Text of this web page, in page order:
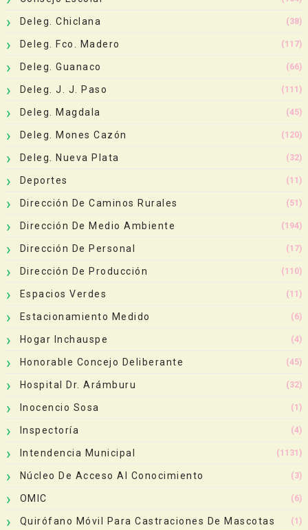
Deleg. Chiclana (38)
Deleg. Fco. Madero (117)
Deleg. Guanaco (66)
Deleg. J. J. Paso (111)
Deleg. Magdala (45)
Deleg. Mones Cazón (120)
Deleg. Nueva Plata (32)
Deportes (11)
Dirección De Caminos Rurales (51)
Dirección De Medio Ambiente (194)
Dirección De Personal (17)
Dirección De Producción (110)
Espacios Verdes (11)
Estacionamiento Medido (6)
Hogar Inchauspe (4)
Honorable Concejo Deliberante (45)
Hospital Dr. Arámburu (32)
Inocencio Sosa (1)
Inspectoría (4)
Intendencia Municipal (1131)
Núcleo De Acceso Al Conocimiento (3)
OMIC (6)
Quirófano Móvil Para Castraciones De Mascotas (1)